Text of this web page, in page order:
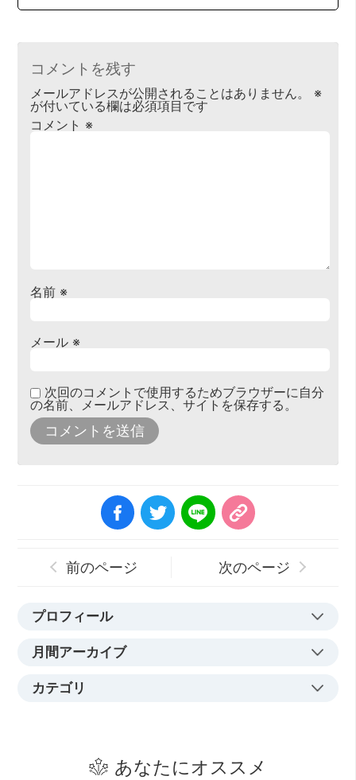
コメントを残す
メールアドレスが公開されることはありません。
※
が付いている欄は必須項目です
コメント ※
名前 ※
メール ※
次回のコメントで使用するためブラウザーに自分
の名前、メールアドレス、サイトを保存する。
前のページ 次のページ
プロフィール
月間アーカイブ
カテゴリ
あなたにオススメ